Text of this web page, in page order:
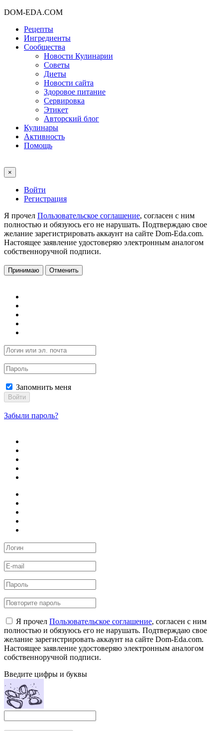
DOM-EDA.COM
Рецепты
Ингредиенты
Сообщества
Новости Кулинарии
Советы
Диеты
Новости сайта
Здоровое питание
Сервировка
Этикет
Авторский блог
Кулинары
Активность
Помощь
×
Войти
Регистрация
Я прочел Пользовательское соглашение, согласен с ним
полностью и обязуюсь его не нарушать. Подтверждаю свое
желание зарегистрировать аккаунт на сайте Dom-Eda.com.
Настоящее заявление удостоверяю электронным аналогом
собственноручной подписи.
Принимаю Отменить
Запомнить меня
Войти
Забыли пароль?
Я прочел Пользовательское соглашение, согласен с ним
полностью и обязуюсь его не нарушать. Подтверждаю свое
желание зарегистрировать аккаунт на сайте Dom-Eda.com.
Настоящее заявление удостоверяю электронным аналогом
собственноручной подписи.
Введите цифры и буквы